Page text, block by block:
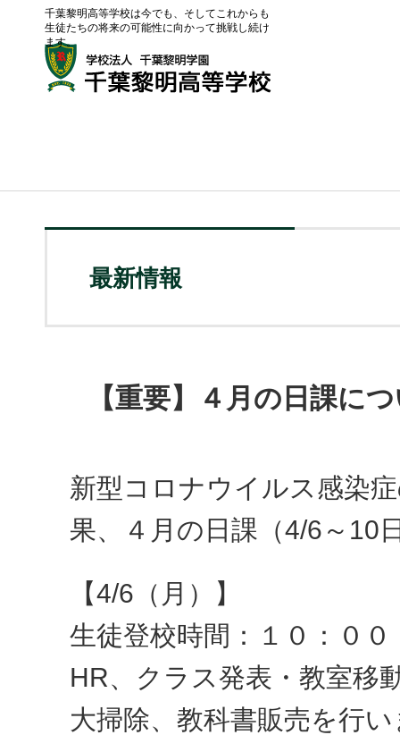
千葉黎明高等学校は今でも、そしてこれからも
生徒たちの将来の可能性に向かって挑戦し続け
ます。
最新情報
【重要】４月の日課に
新型コロナウイルス感染
果、４月の日課（4/6～10
【4/6（月）】
生徒登校時間：１０：０
HR、クラス発表・教室移
大掃除、教科書販売を行